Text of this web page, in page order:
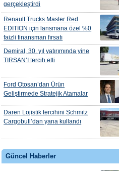
gerçekleştirdi
Renault Trucks Master Red
EDITION için lansmana özel %0
faizli finansman fırsatı
Demiral, 30. yıl yatırımında yine
TIRSAN’I tercih etti
Ford Otosan’dan Ürün
Geliştirmede Stratejik Atamalar
Daren Lojistik tercihini Schmıtz
Cargobull’dan yana kullandı
Güncel Haberler